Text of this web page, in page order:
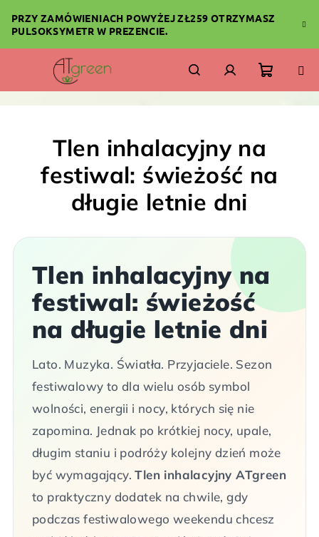
treści
PRZY ZAMÓWIENIACH POWYŻEJ ZŁ259 OTRZYMASZ
PULSOKSYMETR W PREZENCIE.
SzukajZalogujKoszyk
Tlen inhalacyjny na
festiwal: świeżość na
długie letnie dni
Tlen inhalacyjny na
festiwal: świeżość
na długie letnie dni
Lato. Muzyka. Światła. Przyjaciele. Sezon
festiwalowy to dla wielu osób symbol
wolności, energii i nocy, których się nie
zapomina. Jednak po krótkiej nocy, upale,
długim staniu i podróży kolejny dzień może
być wymagający.Tlen inhalacyjny ATgreen
to praktyczny dodatek na chwile, gdy
podczas festiwalowego weekendu chcesz